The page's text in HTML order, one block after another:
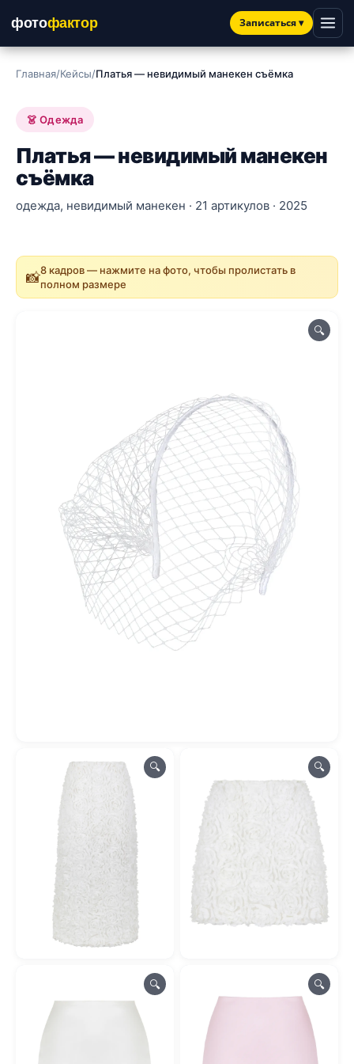
фотофактор Записаться▾
Главная/Кейсы/Платья — невидимый манекен съёмка
👗 Одежда
Платья — невидимый манекен
съёмка
одежда, невидимый манекен · 21 артикулов · 2025
📸8 кадров — нажмите на фото, чтобы пролистать в
полном размере
🔍
🔍 🔍
🔍 🔍